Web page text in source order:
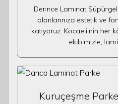
Derince Laminat
alanlarınıza estetik ve
katıyoruz. Kocaeli’nin her
ekibimizle,
Kuruçeşme